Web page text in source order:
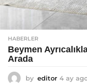
HABERLER
Beymen
Arada
by editor 4 ay